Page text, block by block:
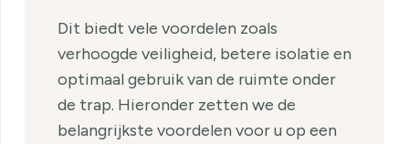
Dit biedt vele voordelen zoals
verhoogde veiligheid, betere isolatie en
optimaal gebruik van de ruimte onder
de trap. Hieronder zetten we de
belangrijkste voordelen voor u op een